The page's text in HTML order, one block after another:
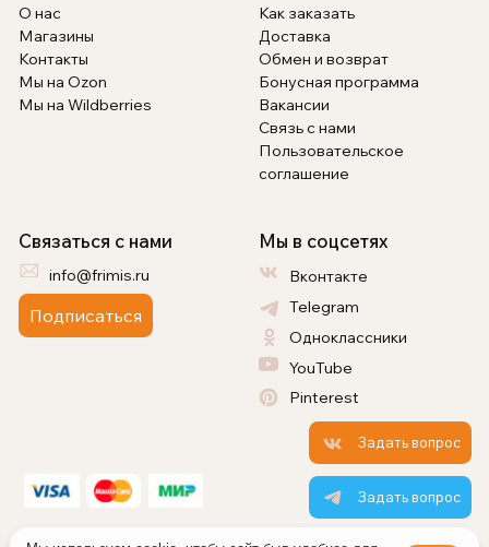
О нас
Магазины
Контакты
Мы на Ozon
Мы на Wildberries
Как заказать
Доставка
Обмен и возврат
Бонусная программа
Вакансии
Связь с нами
Пользовательское
соглашение
Связаться с нами
info@frimis.ru
Подписаться
Мы в соцсетях
Вконтакте
Telegram
Одноклассники
YouTube
Pinterest
Задать вопрос
Задать вопрос